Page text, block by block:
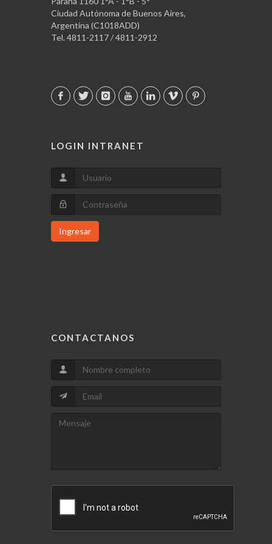
Ciudad Autónoma de Buenos Aires,
Argentina (C1018ADD)
Tel. 4811-2117 / 4811-2912
LOGIN INTRANET
Ingresar
CONTACTANOS